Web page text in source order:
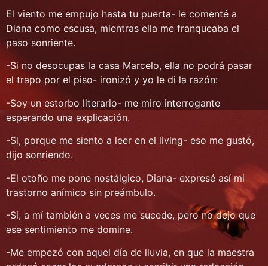
El viento me empujo hasta tu puerta- le comenté a
Diana como escusa, mientras ella me franqueaba el
paso sonriente.
-Si no desocupas la casa Marcelo, ella no podrá pasar
el trapo por el piso- ironizó y yo le di la razón:
-Soy un estorbo literario- me miro interrogante
esperando una explicación.
-Si, porque me siento a leer en el living- eso me gustó,
dijo sonriendo.
-El otoño me pone nostálgico, Diana- expresé así mi
trastorno anímico sin preámbulo.
-Si, a mí también a veces me sucede, pero no dejo que
ese sentimiento me domine.
-Me empezó con aquel día de lluvia, en que la maestra